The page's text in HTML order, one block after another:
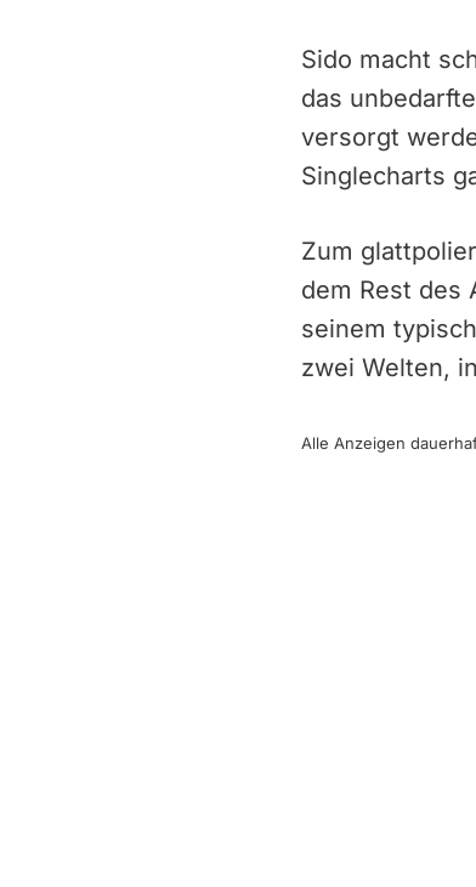
Sido macht
das
versorgt
Singlecharts
Zum
dem Rest des
seinem
zwei Welten,
Alle Anzeigen